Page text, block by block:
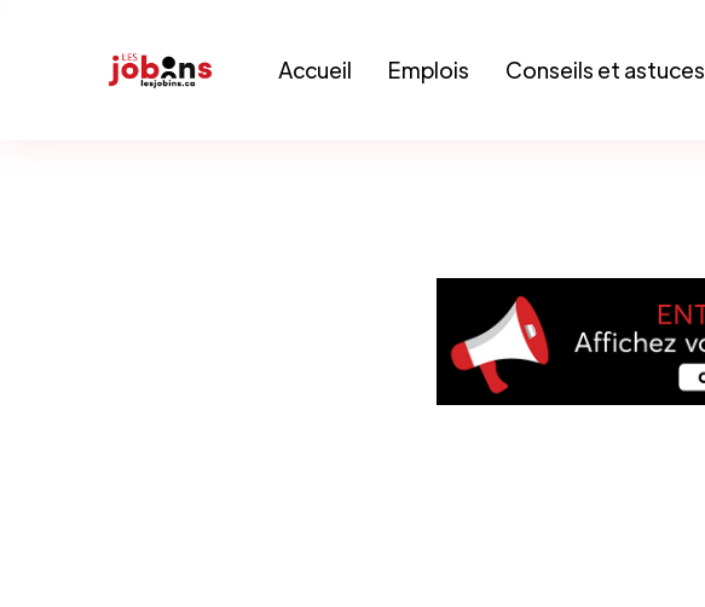
Accueil Emplois Conseils et astuces